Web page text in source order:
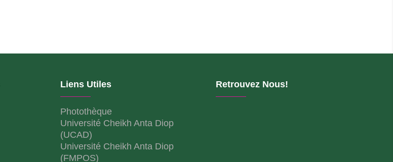
Liens Utiles
Photothèque
Université Cheikh Anta Diop
(UCAD)
Université Cheikh Anta Diop
(FMPOS)
Retrouvez Nous!